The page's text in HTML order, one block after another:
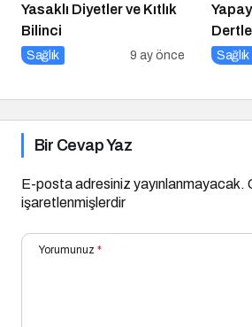
Yasaklı Diyetler ve Kıtlık
Bilinci
Sağlık 9 ay önce Sağlık
Bir Cevap Yaz
E-posta adresiniz yayınlanmayacak.
işaretlenmişlerdir
Yorumunuz *